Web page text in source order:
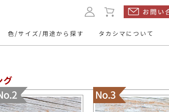
レザーボタン 名入れボタン
色/サイズ/用途から探す
11.5mm
～12mm
13mm 14mm
タカシマについて
グ